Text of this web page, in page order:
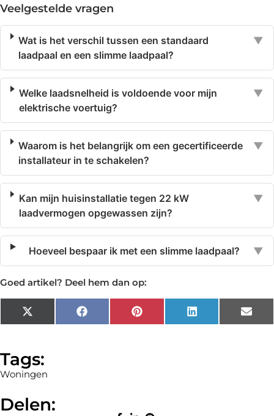
Veelgestelde vragen
Wat is het verschil tussen een standaard
laadpaal en een slimme laadpaal?
▼
Welke laadsnelheid is voldoende voor mijn
elektrische voertuig?
▼
Waarom is het belangrijk om een gecertificeerde
installateur in te schakelen?
▼
Kan mijn huisinstallatie tegen 22 kW
laadvermogen opgewassen zijn?
▼
Hoeveel bespaar ik met een slimme laadpaal? ▼
Goed artikel? Deel hem dan op:
X
(Twitter)
Facebook Pinterest LinkedIn
Tags:
Woningen
Delen: